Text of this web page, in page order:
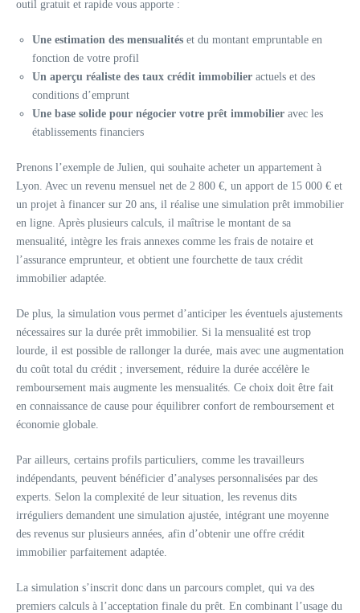
outil gratuit et rapide vous apporte :
Une estimation des mensualités et du montant empruntable en
fonction de votre profil
Un aperçu réaliste des taux crédit immobilier actuels et des
conditions d’emprunt
Une base solide pour négocier votre prêt immobilier avec les
établissements financiers
Prenons l’exemple de Julien, qui souhaite acheter un appartement à
Lyon. Avec un revenu mensuel net de 2 800 €, un apport de 15 000 € et
un projet à financer sur 20 ans, il réalise une simulation prêt immobilier
en ligne. Après plusieurs calculs, il maîtrise le montant de sa
mensualité, intègre les frais annexes comme les frais de notaire et
l’assurance emprunteur, et obtient une fourchette de taux crédit
immobilier adaptée.
De plus, la simulation vous permet d’anticiper les éventuels ajustements
nécessaires sur la durée prêt immobilier. Si la mensualité est trop
lourde, il est possible de rallonger la durée, mais avec une augmentation
du coût total du crédit ; inversement, réduire la durée accélère le
remboursement mais augmente les mensualités. Ce choix doit être fait
en connaissance de cause pour équilibrer confort de remboursement et
économie globale.
Par ailleurs, certains profils particuliers, comme les travailleurs
indépendants, peuvent bénéficier d’analyses personnalisées par des
experts. Selon la complexité de leur situation, les revenus dits
irréguliers demandent une simulation ajustée, intégrant une moyenne
des revenus sur plusieurs années, afin d’obtenir une offre crédit
immobilier parfaitement adaptée.
La simulation s’inscrit donc dans un parcours complet, qui va des
premiers calculs à l’acceptation finale du prêt. En combinant l’usage du